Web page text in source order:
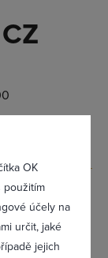
OK
použitím
účely na
určit, jaké
jejich
Gabčan ,